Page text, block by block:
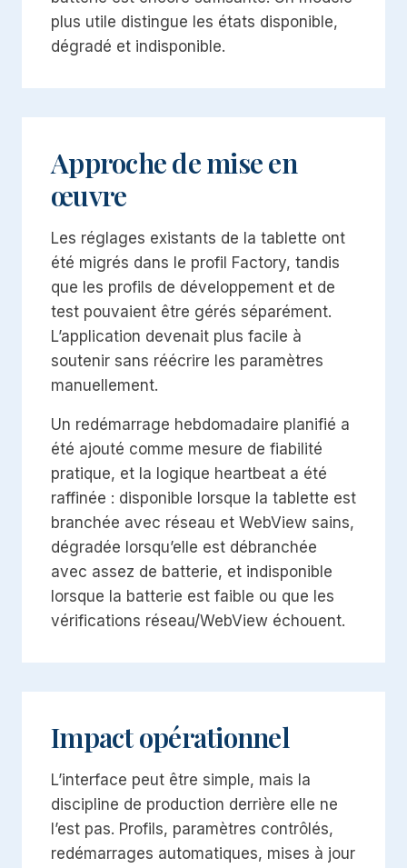
plus utile distingue les états disponible,
dégradé et indisponible.
Approche de mise en
œuvre
Les réglages existants de la tablette ont
été migrés dans le profil Factory, tandis
que les profils de développement et de
test pouvaient être gérés séparément.
L’application devenait plus facile à
soutenir sans réécrire les paramètres
manuellement.
Un redémarrage hebdomadaire planifié a
été ajouté comme mesure de fiabilité
pratique, et la logique heartbeat a été
raffinée : disponible lorsque la tablette est
branchée avec réseau et WebView sains,
dégradée lorsqu’elle est débranchée
avec assez de batterie, et indisponible
lorsque la batterie est faible ou que les
vérifications réseau/WebView échouent.
Impact opérationnel
L’interface peut être simple, mais la
discipline de production derrière elle ne
l’est pas. Profils, paramètres contrôlés,
redémarrages automatiques, mises à jour